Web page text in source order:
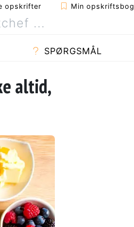
opskrifter Min opskriftsbog
SPØRGSMÅL
altid,